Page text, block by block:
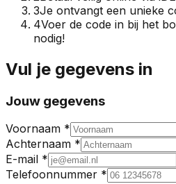
3Je ontvangt een unieke
4Voer de code in bij het
nodig!
Vul je gegevens in
Jouw gegevens
Voornaam *
Achternaam *
E-mail *
Telefoonnummer *